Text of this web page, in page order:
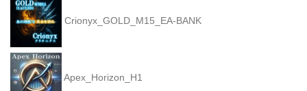
Crionyx_GOLD_M15_EA-BANK
Apex_Horizon_H1